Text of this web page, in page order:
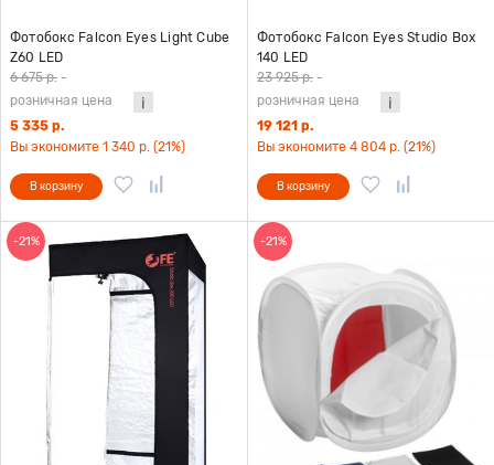
Фотобокс Falcon Eyes Light Cube
Z60 LED
6 675 р. -
розничная цена
5 335 р.
Вы экономите 1 340 р. (21%)
В корзину
Фотобокс Falcon Eyes Studio Box
140 LED
23 925 р. -
розничная цена
19 121 р.
Вы экономите 4 804 р. (21%)
В корзину
-21% -21%